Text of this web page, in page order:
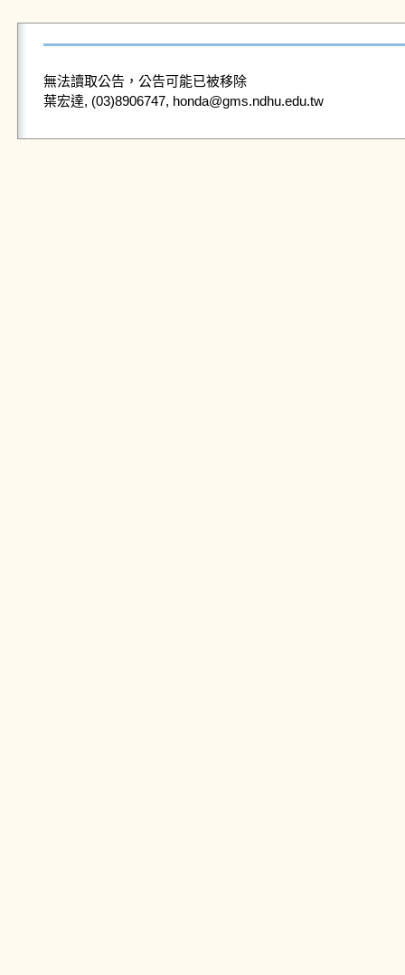
無法讀取公告，公告可能已被移除
葉宏達, (03)8906747, honda@gms.ndhu.edu.tw